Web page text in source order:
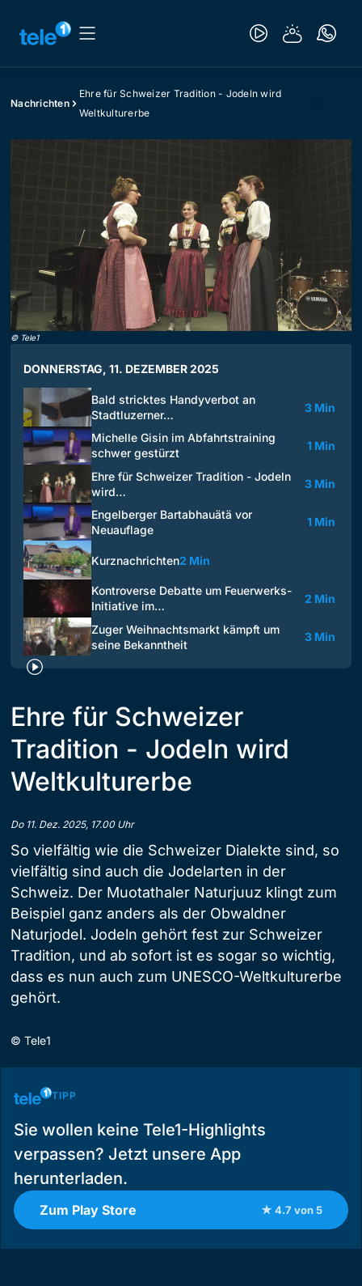
Nachrichten
Ehre für Schweizer Tradition - Jodeln wird
Weltkulturerbe
© Tele1
DONNERSTAG, 11. DEZEMBER 2025
Bald stricktes Handyverbot an
Stadtluzerner…
3 Min
Michelle Gisin im Abfahrtstraining
schwer gestürzt
1 Min
Ehre für Schweizer Tradition - Jodeln
wird…
3 Min
Engelberger Bartabhauätä vor
Neuauflage
1 Min
Kurznachrichten2 Min
Kontroverse Debatte um Feuerwerks-
Initiative im…
2 Min
Zuger Weihnachtsmarkt kämpft um
seine Bekanntheit
3 Min
Ehre für Schweizer
Tradition - Jodeln wird
Weltkulturerbe
Do 11. Dez. 2025, 17.00 Uhr
So vielfältig wie die Schweizer Dialekte sind, so
vielfältig sind auch die Jodelarten in der
Schweiz. Der Muotathaler Naturjuuz klingt zum
Beispiel ganz anders als der Obwaldner
Naturjodel. Jodeln gehört fest zur Schweizer
Tradition, und ab sofort ist es sogar so wichtig,
dass es nun auch zum UNESCO-Weltkulturerbe
gehört.
© Tele1
TIPP
Sie wollen keine Tele1-Highlights
verpassen? Jetzt unsere App
herunterladen.
Zum Play Store ★ 4.7 von 5